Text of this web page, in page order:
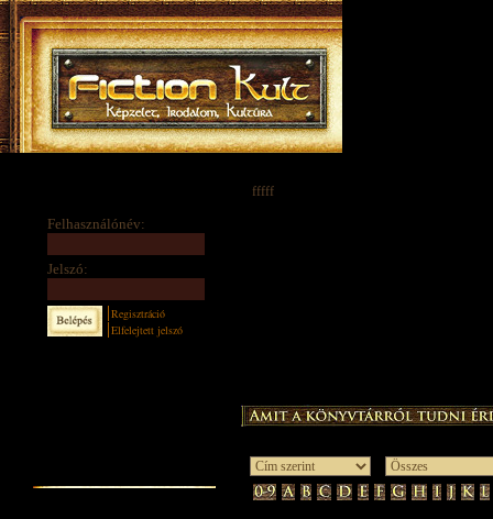
Felhasználónév:
Jelszó:
Regisztráció
Elfelejtett jelszó
fffff